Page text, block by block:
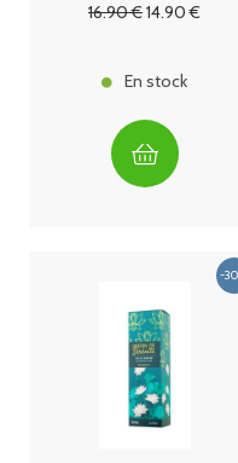
16.90€14.90 €
En stock